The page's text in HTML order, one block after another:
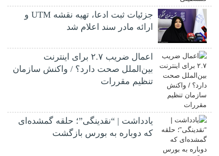
جزئیات ثبت ادعا، تهیه نقشه UTM و
ارائه مادر سند اعلام شد
اعمال ضریب ۲.۷ برای اینترنت
بین‌الملل صحت دارد؟ / واکنش سازمان
تنظیم مقررات
یادداشت | “نقدینگی”؛ حلقه گمشده‌ای
که دوباره به بورس بازگشت